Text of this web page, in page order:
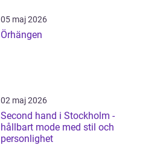
05 maj 2026
Örhängen
02 maj 2026
Second hand i Stockholm -
hållbart mode med stil och
personlighet